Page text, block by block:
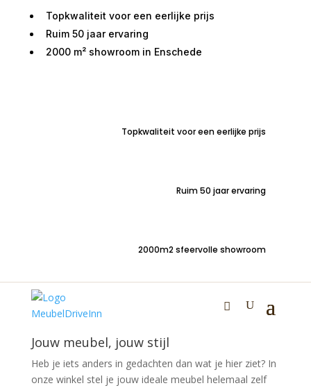
Topkwaliteit voor een eerlijke prijs
Ruim 50 jaar ervaring
2000 m² showroom in Enschede
Topkwaliteit voor een eerlijke prijs
Ruim 50 jaar ervaring
2000m2 sfeervolle showroom
veloursstof beige
handgreep | modieuze veloursstof Beige | SNEL
LEVERBAAR |
Jouw meubel, jouw stijl
Heb je iets anders in gedachten dan wat je hier ziet? In
onze winkel stel je jouw ideale meubel helemaal zelf